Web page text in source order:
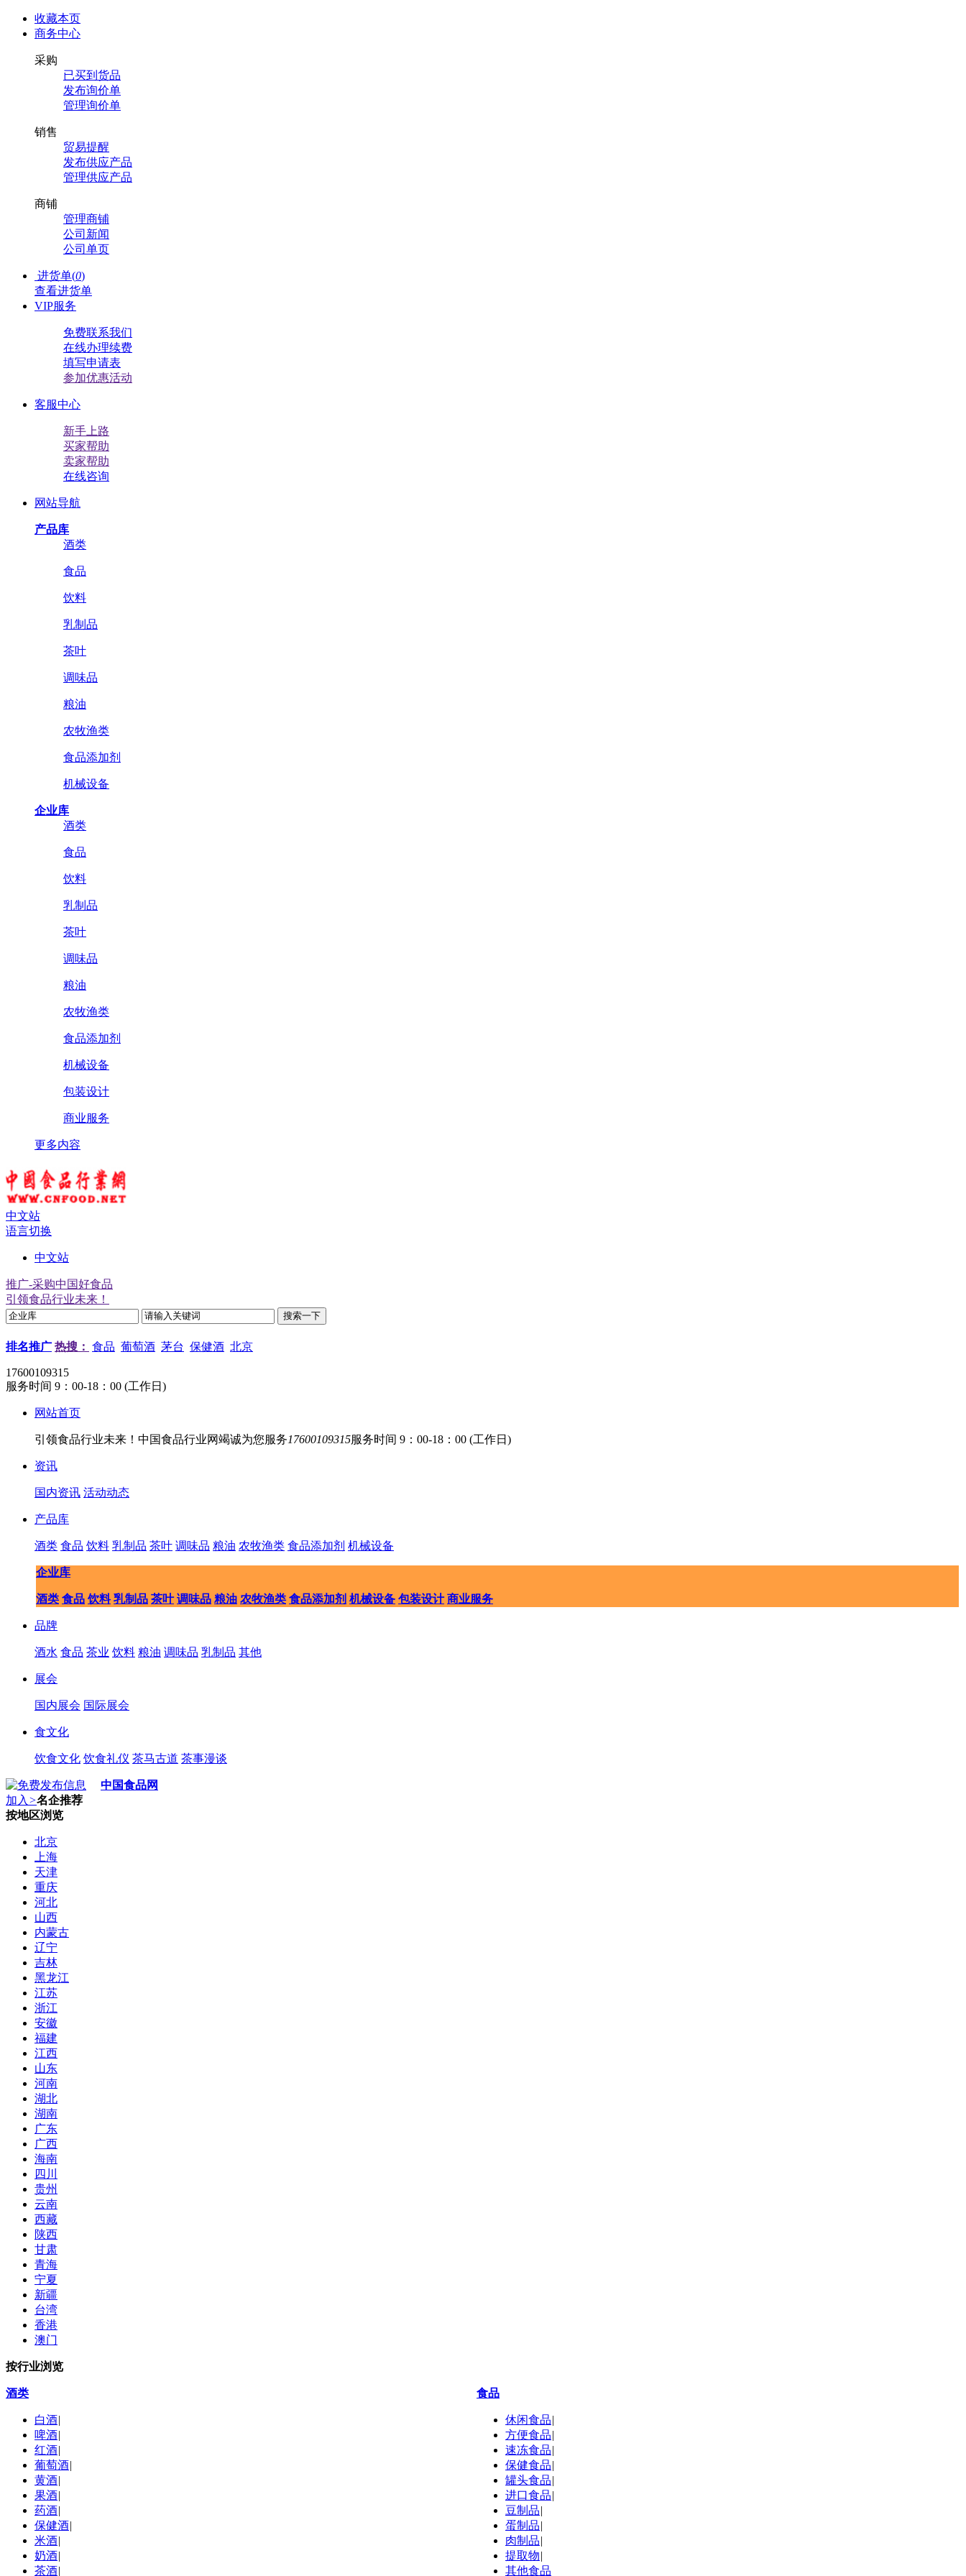
收藏本页
商务中心
采购
已买到货品
发布询价单
管理询价单
销售
贸易提醒
发布供应产品
管理供应产品
商铺
管理商铺
公司新闻
公司单页
进货单(0)
查看进货单
VIP服务
免费联系我们
在线办理续费
填写申请表
参加优惠活动
客服中心
新手上路
买家帮助
卖家帮助
在线咨询
网站导航
产品库
酒类
食品
饮料
乳制品
茶叶
调味品
粮油
农牧渔类
食品添加剂
机械设备
企业库
酒类
食品
饮料
乳制品
茶叶
调味品
粮油
农牧渔类
食品添加剂
机械设备
包装设计
商业服务
更多内容
中文站
语言切换
中文站
推广-采购中国好食品
引领食品行业未来！
排名推广 热搜： 食品 葡萄酒 茅台 保健酒 北京
17600109315
服务时间 9：00-18：00 (工作日)
网站首页
引领食品行业未来！中国食品行业网竭诚为您服务17600109315服务时间 9：00-18：00 (工作日)
资讯
国内资讯 活动动态
产品库
酒类 食品 饮料 乳制品 茶叶 调味品 粮油 农牧渔类 食品添加剂 机械设备
企业库
酒类 食品 饮料 乳制品 茶叶 调味品 粮油 农牧渔类 食品添加剂 机械设备 包装设计 商业服务
品牌
酒水 食品 茶业 饮料 粮油 调味品 乳制品 其他
展会
国内展会 国际展会
食文化
饮食文化 饮食礼仪 茶马古道 茶事漫谈
中国食品网
加入 >名企推荐
按地区浏览
北京
上海
天津
重庆
河北
山西
内蒙古
辽宁
吉林
黑龙江
江苏
浙江
安徽
福建
江西
山东
河南
湖北
湖南
广东
广西
海南
四川
贵州
云南
西藏
陕西
甘肃
青海
宁夏
新疆
台湾
香港
澳门
按行业浏览
酒类
白酒|
啤酒|
红酒|
葡萄酒|
黄酒|
果酒|
药酒|
保健酒|
米酒|
奶酒|
茶酒|
食品
休闲食品|
方便食品|
速冻食品|
保健食品|
罐头食品|
进口食品|
豆制品|
蛋制品|
肉制品|
提取物|
其他食品